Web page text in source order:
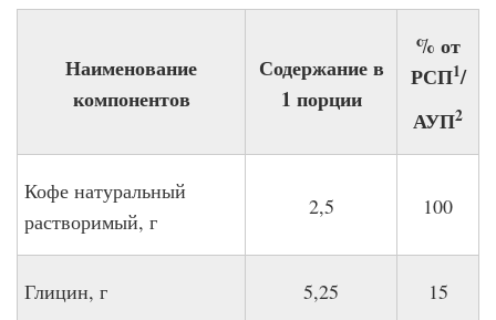
Наименование
компонентов
Содержание в
1 порции
% от
РСП1/
АУП2
Кофе натуральный
растворимый, г
2,5 100
Глицин, г 5,25 15